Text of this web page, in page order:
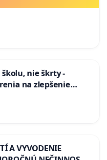
nie škrty -
na zlepšenie
A VYVODENIE